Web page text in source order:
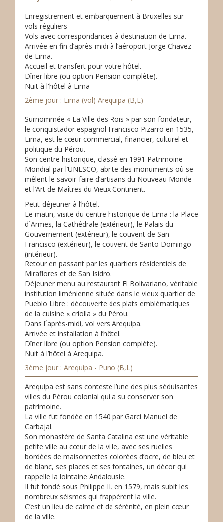
Enregistrement et embarquement à Bruxelles sur
vols réguliers
Vols avec correspondances à destination de Lima.
Arrivée en fin d’après-midi à l’aéroport Jorge Chavez
de Lima.
Accueil et transfert pour votre hôtel.
Dîner libre (ou option Pension complète).
Nuit à l'hôtel à Lima
2ème jour : Lima (vol) Arequipa (B,L)
Surnommée « La Ville des Rois » par son fondateur,
le conquistador espagnol Francisco Pizarro en 1535,
Lima, est le cœur commercial, financier, culturel et
politique du Pérou.
Son centre historique, classé en 1991 Patrimoine
Mondial par l‘UNESCO, abrite des monuments où se
mêlent le savoir-faire d’artisans du Nouveau Monde
et l’Art de Maîtres du Vieux Continent.
Petit-déjeuner à l’hôtel.
Le matin, visite du centre historique de Lima : la Place
d´Armes, la Cathédrale (extérieur), le Palais du
Gouvernement (extérieur), le couvent de San
Francisco (extérieur), le couvent de Santo Domingo
(intérieur).
Retour en passant par les quartiers résidentiels de
Miraflores et de San Isidro.
Déjeuner menu au restaurant El Bolivariano, véritable
institution liménienne située dans le vieux quartier de
Pueblo Libre : découverte des plats emblématiques
de la cuisine « criolla » du Pérou.
Dans l´après-midi, vol vers Arequipa.
Arrivée et installation à l’hôtel.
Dîner libre (ou option Pension complète).
Nuit à l’hôtel à Arequipa.
3ème jour : Arequipa - Puno (B,L)
Arequipa est sans conteste l’une des plus séduisantes
villes du Pérou colonial qui a su conserver son
patrimoine.
La ville fut fondée en 1540 par Garcí Manuel de
Carbajal.
Son monastère de Santa Catalina est une véritable
petite ville au cœur de la ville, avec ses ruelles
bordées de maisonnettes colorées d’ocre, de bleu et
de blanc, ses places et ses fontaines, un décor qui
rappelle la lointaine Andalousie.
Il fut fondé sous Philippe II, en 1579, mais subit les
nombreux séismes qui frappèrent la ville.
C’est un lieu de calme et de sérénité, en plein cœur
de la ville.